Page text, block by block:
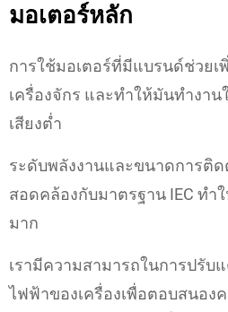
มอเตอร์หลัก
การใช้มอเตอร์ที่มีแบรนด์ช่วยเ
เครื่องจักร และทําให้มันทำงา
เสียงต่ำ
ระดับพลังงานและขนาดการติด
สอดคล้องกับมาตรฐาน IEC ทํา
มาก
เรามีความสามารถในการปรับ
ไฟฟ้าของเครื่องเพื่อตอบสนอง